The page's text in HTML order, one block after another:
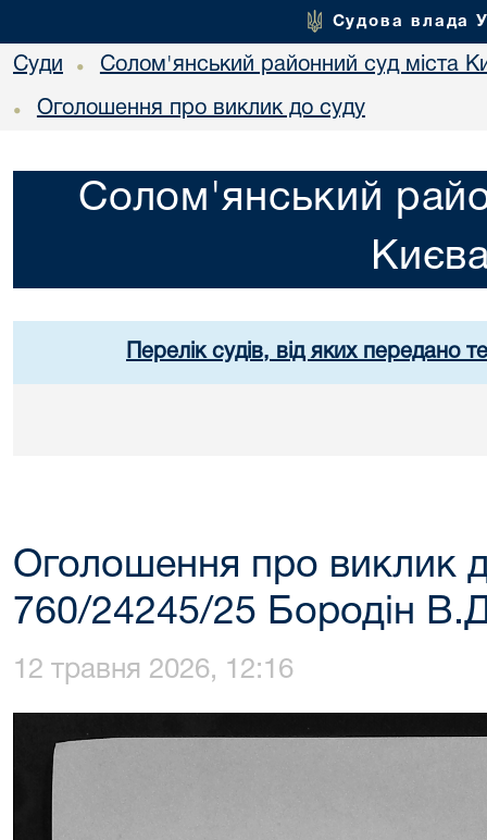
Судова влада
Суди • Солом'янський районний суд міста
• Оголошення про виклик до суду
Солом'янський
Перелік судів, від яких передано
Оголошення про виклик
760/24245/25 Бородін
12 травня 2026, 12:16